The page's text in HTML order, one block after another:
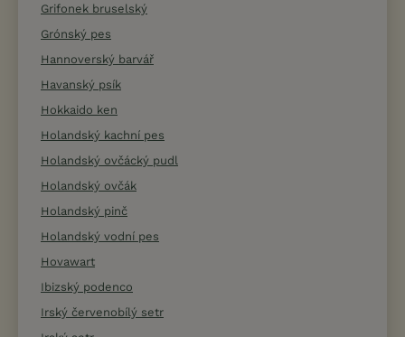
Grifonek bruselský
Grónský pes
Hannoverský barvář
Havanský psík
Hokkaido ken
Holandský kachní pes
Holandský ovčácký pudl
Holandský ovčák
Holandský pinč
Holandský vodní pes
Hovawart
Ibizský podenco
Irský červenobílý setr